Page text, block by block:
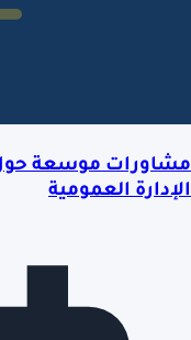
مشاورات موسعة
الإدارة العمومية